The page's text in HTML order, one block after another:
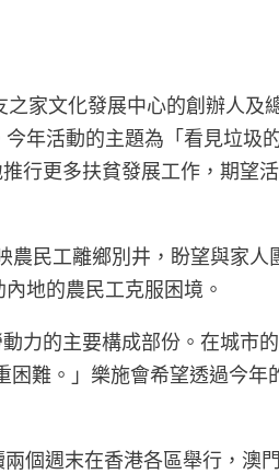
之家文化發展中心的創辦人及
年活動的主題為「看見垃圾
行更多扶貧發展工作，期望
農民工離鄉別井，盼望與家人
地的農民工克服困境。
力的主要構成部份。在城市
難。」樂施會希望透過今年
個週末在香港各區舉行，澳